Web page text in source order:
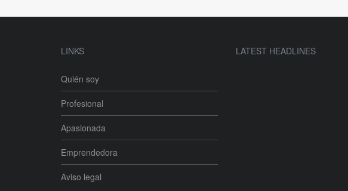
LINKS
Quién soy
Profesional
Apasionada
Emprendedora
Aviso legal
LATEST HEADLINES